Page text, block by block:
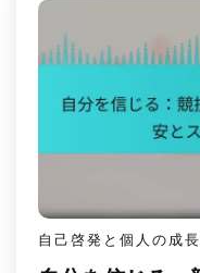
自己啓発と個人の成長